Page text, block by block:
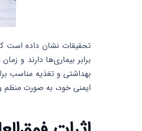
تحقیقات نشان داده است
برابر بیماری‌ها دارند و
بهداشتی و تغذیه مناسب
ایمنی خود، به صورت منظم